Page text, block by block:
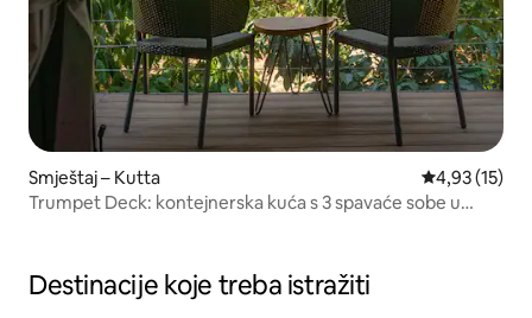
Smještaj – Kutta Prosječna
4,93 (15)
Trumpet Deck: kontejnerska kuća s 3 spavaće sobe u
Destinacije koje treba istražiti